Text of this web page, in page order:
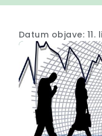
Datum objave: 11.